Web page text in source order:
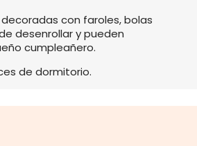
decoradas con faroles, bolas
desenrollar y pueden
cumpleañero.
de dormitorio.